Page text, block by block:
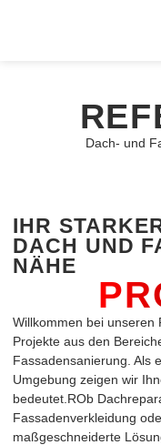
Dach- und
IHR
DACH UND
NÄHE
Willkommen bei unseren
Projekte aus den
Fassadensanierung. Als
Umgebung zeigen wir
bedeutet.ROb
Fassadenverkleidung
maßgeschneiderte